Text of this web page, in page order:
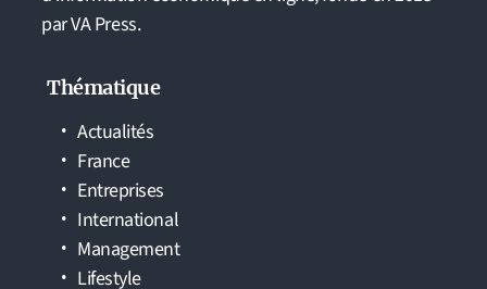
par VA Press.
Thématique
Actualités
France
Entreprises
International
Management
Lifestyle